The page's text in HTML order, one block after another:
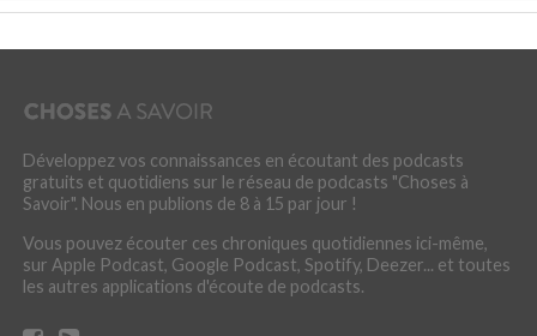
Développez vos connaissances en écoutant des podcasts
gratuits et quotidiens sur le réseau de podcasts "Choses à
Savoir". Nous en publions de 8 à 15 par jour !
Vous pouvez écouter ces chroniques quotidiennes ici-même,
sur Apple Podcast, Google Podcast, Spotify, Deezer... et toutes
les autres applications d'écoute de podcasts.